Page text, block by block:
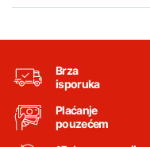
Brza
isporuka
Plaćanje
pouzećem